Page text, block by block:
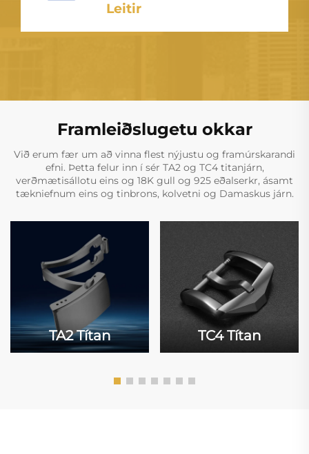
Leitir
Framleiðslugetu okkar
Við erum fær um að vinna flest nýjustu og framúrskarandi
efni. Þetta felur inn í sér TA2 og TC4 titanjárn,
verðmætisállotu eins og 18K gull og 925 eðalserkr, ásamt
tækniefnum eins og tinbrons, kolvetni og Damaskus járn.
TA2 Títan TC4 Títan